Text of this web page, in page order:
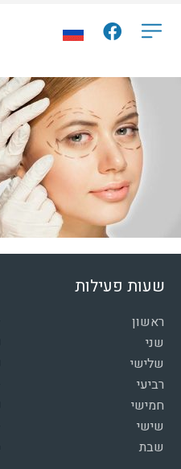
שעות פעילות
ראשון
שני
שלישי
רביעי
חמישי
שישי
שבת